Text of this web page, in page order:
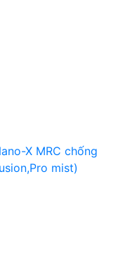
X MRC chống
mist)